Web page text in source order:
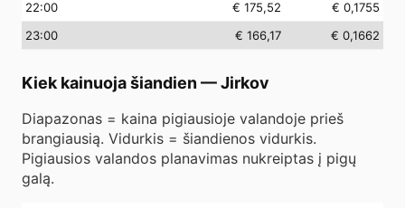
22:00 € 175,52
€ 0,1755
23:00 € 166,17 € 0,1662
Kiek kainuoja šiandien —Jirkov
Diapazonas = kaina pigiausioje valandoje prieš
brangiausią. Vidurkis = šiandienos vidurkis.
Pigiausios valandos planavimas nukreiptas į pigų
galą.